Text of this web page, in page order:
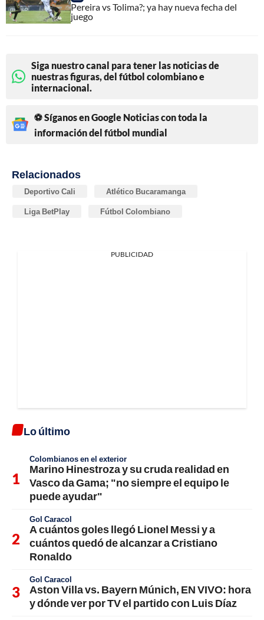
Pereira vs Tolima?; ya hay nueva fecha del
juego
Siga nuestro canal para tener las noticias de
nuestras figuras, del fútbol colombiano e
internacional.
⚽ Síganos en Google Noticias con toda la
información del fútbol mundial
Relacionados
Deportivo Cali Atlético Bucaramanga
Liga BetPlay Fútbol Colombiano
PUBLICIDAD
Lo último
Colombianos en el exterior
Marino Hinestroza y su cruda realidad en
Vasco da Gama; "no siempre el equipo le
puede ayudar"
Gol Caracol
A cuántos goles llegó Lionel Messi y a
cuántos quedó de alcanzar a Cristiano
Ronaldo
Gol Caracol
Aston Villa vs. Bayern Múnich, EN VIVO: hora
y dónde ver por TV el partido con Luis Díaz